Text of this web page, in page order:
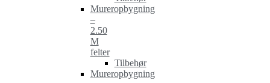
Mureropbygning
–
2.50
M
felter
Tilbehør
Mureropbygning